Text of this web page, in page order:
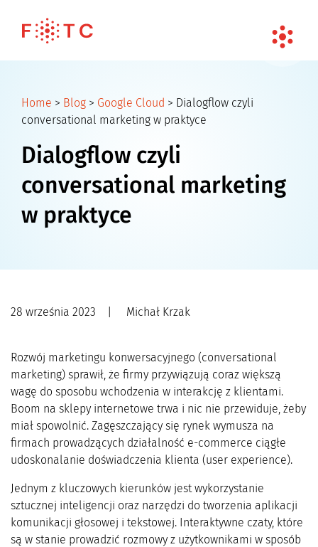
Home > Blog > Google Cloud > Dialogflow czyli
conversational marketing w praktyce
Dialogflow czyli
conversational marketing
w praktyce
28 września 2023 Michał Krzak
Rozwój marketingu konwersacyjnego (conversational
marketing) sprawił, że firmy przywiązują coraz większą
wagę do sposobu wchodzenia w interakcję z klientami.
Boom na sklepy internetowe trwa i nic nie przewiduje, żeby
miał spowolnić. Zagęszczający się rynek wymusza na
firmach prowadzących działalność e-commerce ciągłe
udoskonalanie doświadczenia klienta (user experience).
Jednym z kluczowych kierunków jest wykorzystanie
sztucznej inteligencji oraz narzędzi do tworzenia aplikacji
komunikacji głosowej i tekstowej. Interaktywne czaty, które
są w stanie prowadzić rozmowy z użytkownikami w sposób